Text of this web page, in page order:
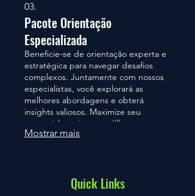
03.
Pacote Orientação
Especializada
Beneficie-se de orientação experta e
estratégica para navegar desafios
complexos. Juntamente com nossos
especialistas, você explorará as
melhores abordagens e obterá
insights valiosos. Maximize seu
potencial e evite armadilhas comuns.
Mostrar mais
Quick Links